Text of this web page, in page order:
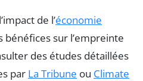
de l’économie
bénéfices sur l’empreinte
des études détaillées
par La Tribune ou Climate